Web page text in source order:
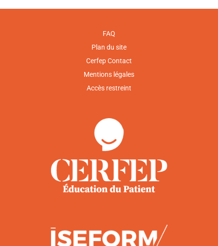
FAQ
Plan du site
Cerfep Contact
Mentions légales
Accès restreint